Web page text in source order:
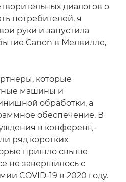
диалогов о
потребителей, я
руки и запустила
Canon в Мелвилле,
которые
машины и
обработки, а
обеспечение. В
в конференц-
ряд коротких
пришло свыше
не завершилось с
COVID-19 в 2020 году.